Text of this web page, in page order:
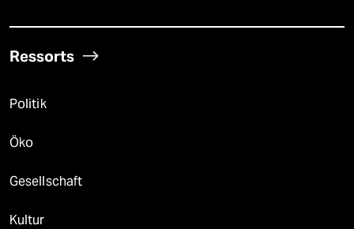
Ressorts
Politik
Öko
Gesellschaft
Kultur